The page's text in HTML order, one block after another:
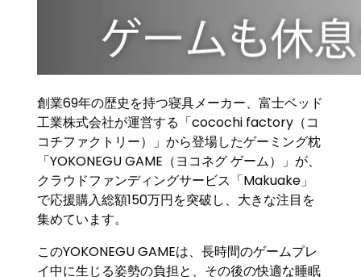
創業69年の歴史を持つ寝具メーカー、富士ベッド
工業株式会社が運営する「cocochi factory（コ
コチファクトリー）」から登場したゲーミング枕
「YOKONEGU GAME（ヨコネグ ゲーム）」が、
クラウドファンディングサービス「Makuake」
で応援購入総額150万円を突破し、大きな注目を
集めています。
このYOKONEGU GAMEは、長時間のゲームプレ
イ中に生じる姿勢の負担と、その後の快適な睡眠